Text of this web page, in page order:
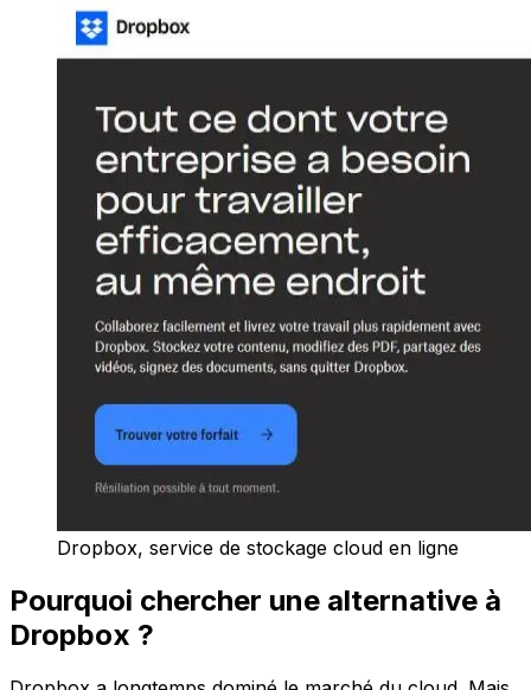
Dropbox, service de stockage cloud en ligne
Pourquoi chercher une alternative à
Dropbox ?